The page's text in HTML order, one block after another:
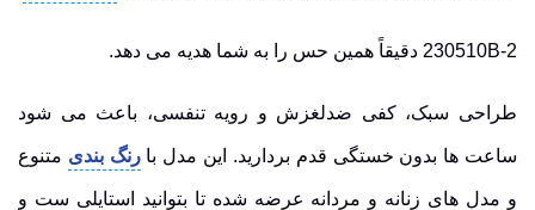
230510B-2 دقیقاً همین حس را به شما هدیه می دهد.
طراحی سبک، کفی ضدلغزش و رویه تنفسی، باعث می شود
ساعت ها بدون خستگی قدم بردارید. این مدل بارنگ بندی متنوع
و مدل های زنانه و مردانه عرضه شده تا بتوانید استایلی ست و